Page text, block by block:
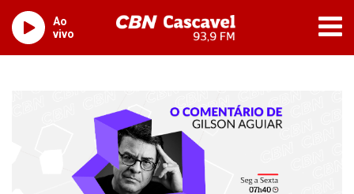
Ao
vivo